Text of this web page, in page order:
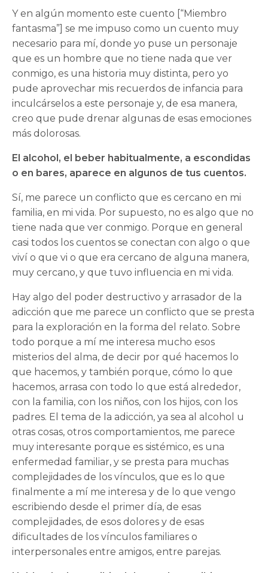
Y en algún momento este cuento [“Miembro
fantasma”] se me impuso como un cuento muy
necesario para mí, donde yo puse un personaje
que es un hombre que no tiene nada que ver
conmigo, es una historia muy distinta, pero yo
pude aprovechar mis recuerdos de infancia para
inculcárselos a este personaje y, de esa manera,
creo que pude drenar algunas de esas emociones
más dolorosas.
El alcohol, el beber habitualmente, a escondidas
o en bares, aparece en algunos de tus cuentos.
Sí, me parece un conflicto que es cercano en mi
familia, en mi vida. Por supuesto, no es algo que no
tiene nada que ver conmigo. Porque en general
casi todos los cuentos se conectan con algo o que
viví o que vi o que era cercano de alguna manera,
muy cercano, y que tuvo influencia en mi vida.
Hay algo del poder destructivo y arrasador de la
adicción que me parece un conflicto que se presta
para la exploración en la forma del relato. Sobre
todo porque a mí me interesa mucho esos
misterios del alma, de decir por qué hacemos lo
que hacemos, y también porque, cómo lo que
hacemos, arrasa con todo lo que está alrededor,
con la familia, con los niños, con los hijos, con los
padres. El tema de la adicción, ya sea al alcohol u
otras cosas, otros comportamientos, me parece
muy interesante porque es sistémico, es una
enfermedad familiar, y se presta para muchas
complejidades de los vínculos, que es lo que
finalmente a mí me interesa y de lo que vengo
escribiendo desde el primer día, de esas
complejidades, de esos dolores y de esas
dificultades de los vínculos familiares o
interpersonales entre amigos, entre parejas.